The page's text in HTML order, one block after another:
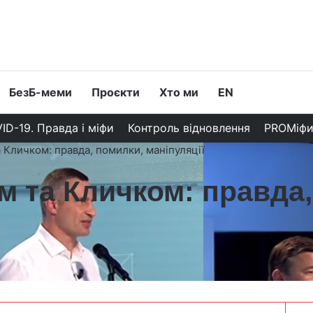
БезБ-меми Проєкти Хто ми EN
19. Правда і міфи Контроль відновлення PROМіфи
правда, помилки, маніпуляції
та Кличком: